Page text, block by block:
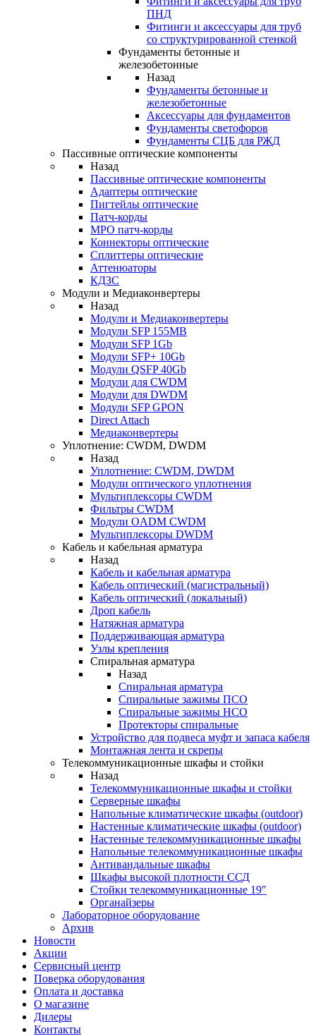
ПНД
Фитинги и аксессуары для труб
со структурированной стенкой
Фундаменты бетонные и
железобетонные
Назад
Фундаменты бетонные и
железобетонные
Аксессуары для фундаментов
Фундаменты светофоров
Фундаменты СЦБ для РЖД
Пассивные оптические компоненты
Назад
Пассивные оптические компоненты
Адаптеры оптические
Пигтейлы оптические
Патч-корды
MPO патч-корды
Коннекторы оптические
Сплиттеры оптические
Аттенюаторы
КДЗС
Модули и Медиаконвертеры
Назад
Модули и Медиаконвертеры
Модули SFP 155MB
Модули SFP 1Gb
Модули SFP+ 10Gb
Модули QSFP 40Gb
Модули для CWDM
Модули для DWDM
Модули SFP GPON
Direct Attach
Медиаконвертеры
Уплотнение: CWDM, DWDM
Назад
Уплотнение: CWDM, DWDM
Модули оптического уплотнения
Мультиплексоры CWDM
Фильтры CWDM
Модули OADM CWDM
Мультиплексоры DWDM
Кабель и кабельная арматура
Назад
Кабель и кабельная арматура
Кабель оптический (магистральный)
Кабель оптический (локальный)
Дроп кабель
Натяжная арматура
Поддерживающая арматура
Узлы крепления
Спиральная арматура
Назад
Спиральная арматура
Спиральные зажимы ПСО
Спиральные зажимы НСО
Протекторы спиральные
Устройство для подвеса муфт и запаса кабеля
Монтажная лента и скрепы
Телекоммуникационные шкафы и стойки
Назад
Телекоммуникационные шкафы и стойки
Серверные шкафы
Напольные климатические шкафы (outdoor)
Настенные климатические шкафы (outdoor)
Настенные телекоммуникационные шкафы
Напольные телекоммуникационные шкафы
Антивандальные шкафы
Шкафы высокой плотности ССД
Стойки телекоммуникационные 19"
Органайзеры
Лабораторное оборудование
Архив
Новости
Акции
Сервисный центр
Поверка оборудования
Оплата и доставка
О магазине
Дилеры
Контакты